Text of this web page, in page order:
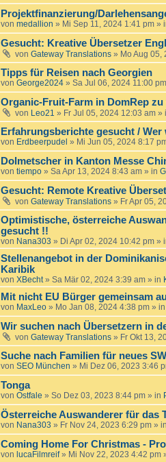
Projektfinanzierung/
von medallion » Mi Sep 11, 2024 1:41 pm »
Gesucht: Kreative Übersetzer
von Gateway Translations » Mo Aug 05,
Tipps für Reisen nach Georgien
von George2024 » Sa Jul 06, 2024 11:00 pm
Organic-Fruit-Farm in DomRep zu
von Leo21 » Fr Jul 05, 2024 12:03 am »
Erfahrungsberichte gesucht / Wer
von Erdbeerpudel » Mi Jun 05, 2024 8:17
Dolmetscher in Kanton Messe
von tiempo » Sa Apr 13, 2024 8:43 am » in
Gesucht: Remote Kreative
von Gateway Translations » Fr Apr 05,
Optimistische, österreiche
gesucht !!
von Nana303 » Di Apr 02, 2024 10:42 pm »
Stellenangebot in der
Karibik
von XBecht» Sa Mär 02, 2024 3:39 am » in
Mit nicht EU Bürger gemeinsam
von MaxLeo » Mo Jan 08, 2024 4:38 pm » in
Wir suchen nach Übersetzern in
von Gateway Translations » Fr Okt 13,
Suche nach Familien für neues
von SEO München » Mi Dez 06, 2023 3:46
Tonga
von Ostfale » So Dez 03, 2023 8:44 pm » in
Österreiche Auswanderer für das
von Nana303 » Fr Nov 24, 2023 6:29 pm » in
Coming Home For Christmas -
von lucaFilmreif» Mi Nov 22, 2023 4:42 pm